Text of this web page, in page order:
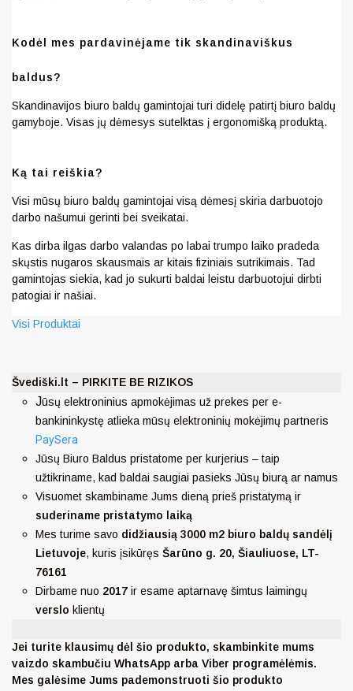
Kodėl mes pardavinėjame tik skandinaviškus
baldus?
Skandinavijos biuro baldų gamintojai turi didelę patirtį biuro baldų
gamyboje. Visas jų dėmesys sutelktas į ergonomišką produktą.
Ką tai reiškia?
Visi mūsų biuro baldų gamintojai visą dėmesį skiria darbuotojo
darbo našumui gerinti bei sveikatai.
Kas dirba ilgas darbo valandas po labai trumpo laiko pradeda
skųstis nugaros skausmais ar kitais fiziniais sutrikimais. Tad
gamintojas siekia, kad jo sukurti baldai leistu darbuotojui dirbti
patogiai ir našiai.
Visi Produktai
Švediški.lt – PIRKITE BE RIZIKOS
Jūsų elektroninius apmokėjimas už prekes per e-
bankininkystę atlieka mūsų elektroninių mokėjimų partneris
PaySera
Jūsų Biuro Baldus pristatome per kurjerius – taip
užtikriname, kad baldai saugiai pasieks Jūsų biurą ar namus
Visuomet skambiname Jums dieną prieš pristatymą ir
suderiname pristatymo laiką
Mes turime savo didžiausią 3000 m2 biuro baldų sandėlį
Lietuvoje, kuris įsikūręs Šarūno g. 20, Šiauliuose, LT-
76161
Dirbame nuo 2017 ir esame aptarnavę šimtus laimingų
verslo klientų
Jei turite klausimų dėl šio produkto, skambinkite mums
vaizdo skambučiu WhatsApp arba Viber programėlėmis.
Mes galėsime Jums pademonstruoti šio produkto